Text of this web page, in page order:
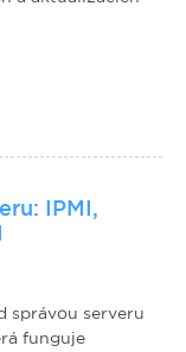
IPMI,
správou serveru
funguje